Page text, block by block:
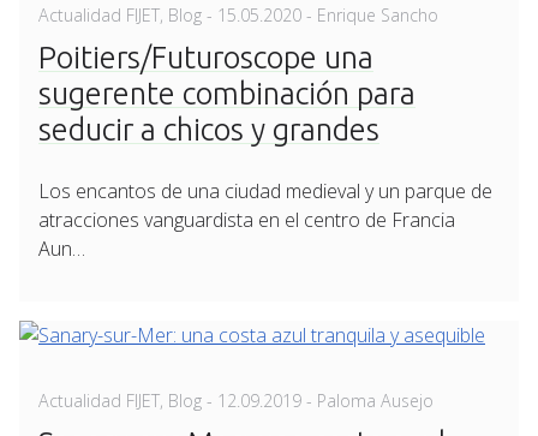
Actualidad FIJET, Blog - Posted
15.05.2020 - Enrique Sancho
Poitiers/Futuroscope una
sugerente combinación para
seducir a chicos y grandes
Los encantos de una ciudad medieval y un parque de
atracciones vanguardista en el centro de Francia
Aun…
Actualidad FIJET, Blog - Posted
12.09.2019 - Paloma Ausejo